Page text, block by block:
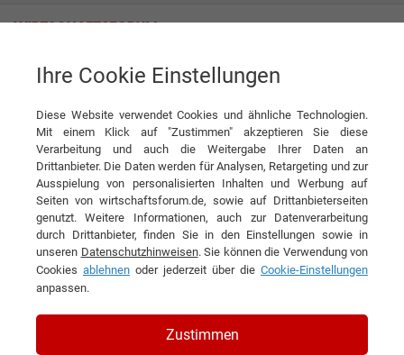
Adolf ROTH GmbH & Co. KG
Interviews der Adolf ROTH GmbH
& Co. KG
Ihre Cookie Einstellungen
Diese Website verwendet Cookies und ähnliche Technologien.
Mit einem Klick auf "Zustimmen" akzeptieren Sie diese
Verarbeitung und auch die Weitergabe Ihrer Daten an
Drittanbieter. Die Daten werden für Analysen, Retargeting und zur
Ausspielung von personalisierten Inhalten und Werbung auf
Seiten von wirtschaftsforum.de, sowie auf Drittanbieterseiten
genutzt. Weitere Informationen, auch zur Datenverarbeitung
durch Drittanbieter, finden Sie in den Einstellungen sowie in
unseren Datenschutzhinweisen. Sie können die Verwendung von
Cookies ablehnen oder jederzeit über die Cookie-Einstellungen
anpassen.
Zustimmen